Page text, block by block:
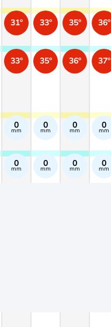
31°
33°
0
mm
0
mm
33°
35°
0
mm
0
mm
35°
36°
0
mm
0
mm
36°
37°
0
mm
0
mm